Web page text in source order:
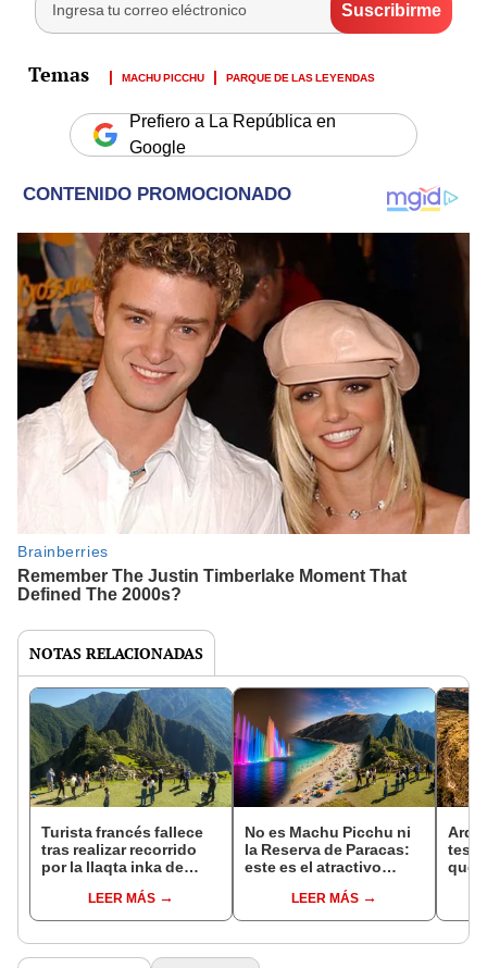
MACHU PICCHU PARQUE DE LAS LEYENDAS
Prefiero a La República en
Google
NOTAS RELACIONADAS
Turista francés fallece
tras realizar recorrido
por la llaqta inka de
LEER MÁS
No es Machu Picchu ni
la Reserva de Paracas:
este es el atractivo
del Perú, está en Lima y
recibió casi un millón de
LEER MÁS
que
de